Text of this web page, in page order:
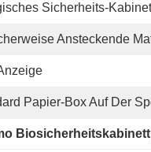
Sicherheits-
Ansteckende
Papier-Box Auf Der
Biosicherheitskabinett